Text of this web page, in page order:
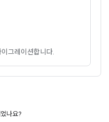
그레이션합니다.
나요?